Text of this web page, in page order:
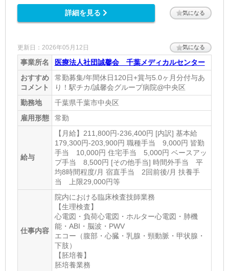
詳細を見る 気になる
更新日：2026年05月12日 気になる
事業所名
医療法人社団誠馨会 千葉メディカルセンター
おすすめ
コメント
常勤募集/年間休日120日+賞与5.0ヶ月分付与あ
り！駅チカ/誠馨会グループ病院@中央区
勤務地
千葉県千葉市中央区
雇用形態
常勤
給与
【月給】211,800円-236,400円 [内訳] 基本給
179,300円-203,900円 職種手当 9,000円 皆勤
手当 10,000円 住宅手当 5,000円 ベースアッ
プ手当 8,500円 [その他手当] 時間外手当 平
均8時間程度/月 宿直手当 2回前後/月 扶養手
当 上限29,000円等
仕事内容
院内における臨床検査技師業務
【生理検査】
心電図・負荷心電図・ホルター心電図・肺機
能・ABI・脳波・PWV
エコー（腹部・心臓・乳腺・頸動脈・甲状腺・
下肢）
【胚培養】
胚培養業務